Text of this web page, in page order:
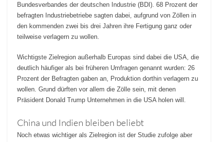
Bundesverbandes der deutschen Industrie (BDI). 68 Prozent der
befragten Industriebetriebe sagten dabei, aufgrund von Zöllen in
den kommenden zwei bis drei Jahren ihre Fertigung ganz oder
teilweise verlagern zu wollen.
Wichtigste Zielregion außerhalb Europas sind dabei die USA, die
deutlich häufiger als bei früheren Umfragen genannt wurden: 26
Prozent der Befragten gaben an, Produktion dorthin verlagern zu
wollen. Grund dürften vor allem die Zölle sein, mit denen
Präsident Donald Trump Unternehmen in die USA holen will.
China und Indien bleiben beliebt
Noch etwas wichtiger als Zielregion ist der Studie zufolge aber